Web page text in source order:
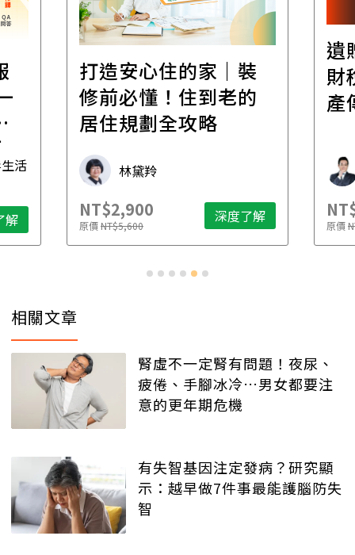
活
解
打造安心住的家｜裝
修前必懂！住到老的
居住規劃全攻略
林黛羚
NT$2,900
原價NT$5,600 深度了解
遺
財
產
原價
相關文章
腎虛不一定腎有問題！夜尿、
疲倦、手腳冰冷…男女都要注
意的更年期危機
有失智基因注定發病？研究顯
示：越早做7件事最能護腦防失
智